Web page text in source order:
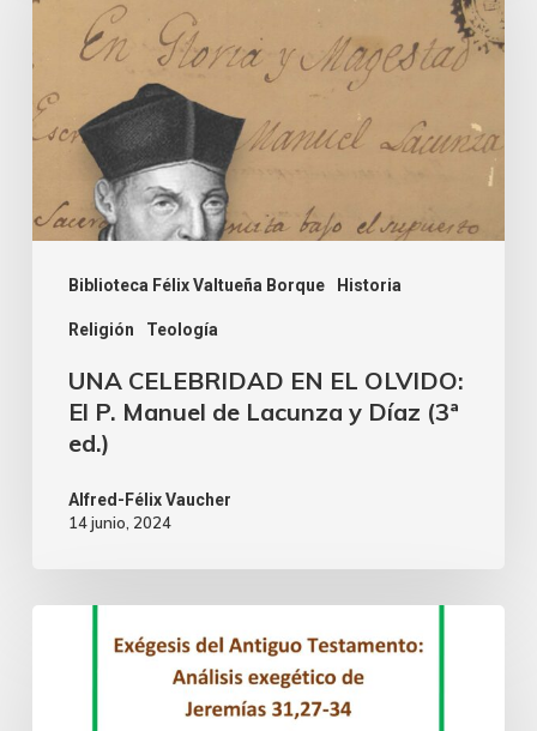
Biblioteca Félix Valtueña Borque Historia
Religión Teología
UNA CELEBRIDAD EN EL OLVIDO:
El P. Manuel de Lacunza y Díaz (3ª
ed.)
Alfred-Félix Vaucher
14 junio, 2024